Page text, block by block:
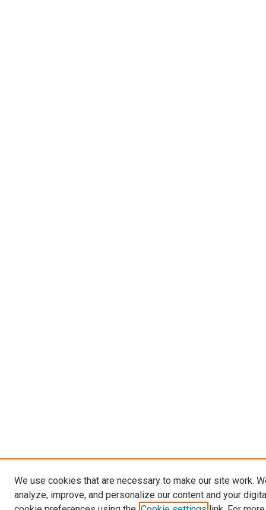
We use cookies that are necessary to make our site work.
analyze, improve, and personalize our content and your